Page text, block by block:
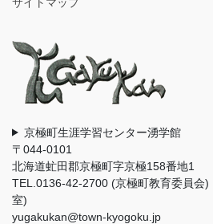
京極町生涯学習センター湧学館
〒044-0101
北海道虻田郡京極町字京極158番地1
TEL.0136-42-2700 (京極町教育委員
室)
yugakukan@town-kyogoku.jp